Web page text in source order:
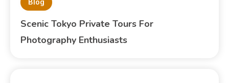
Scenic Tokyo Private Tours For
Photography Enthusiasts